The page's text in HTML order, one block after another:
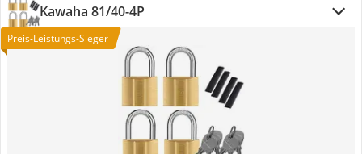
Kawaha ‎81/40-4P
Preis-Leistungs-Sieger